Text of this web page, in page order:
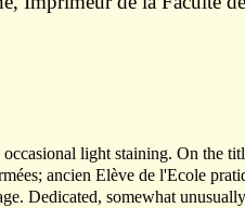
light staining. On the
ancien Elève de l'Ecole
Dedicated, somewhat